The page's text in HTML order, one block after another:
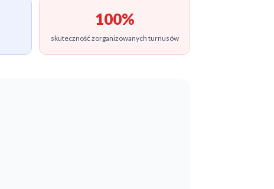
100%
skuteczność zorganizowanych turnusów